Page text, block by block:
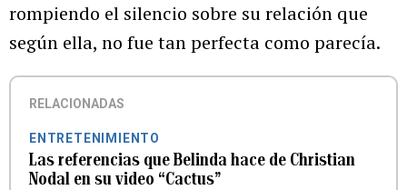
rompiendo el silencio sobre su relación que
según ella, no fue tan perfecta como parecía.
RELACIONADAS
ENTRETENIMIENTO
Las referencias que Belinda hace de Christian
Nodal en su video “Cactus”